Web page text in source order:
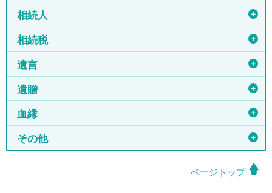
相続人 ＋
相続税 ＋
遺言 ＋
遺贈 ＋
血縁 ＋
その他 ＋
ページトップ